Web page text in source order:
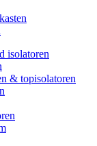
isolatoren
& topisolatoren